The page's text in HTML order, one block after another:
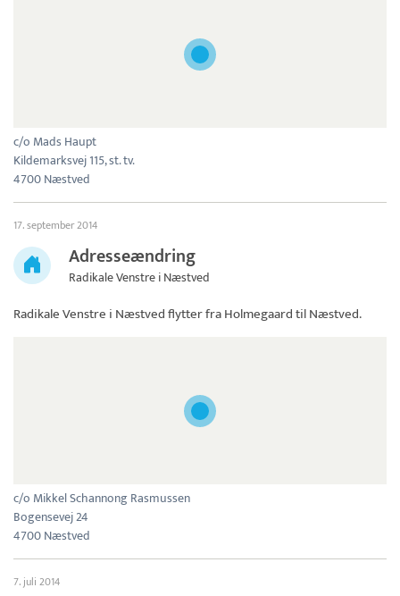
c/o Mads Haupt
Kildemarksvej 115, st. tv.
4700 Næstved
17. september 2014
Adresseændring
Radikale Venstre i Næstved
Radikale Venstre i Næstvedflytter fra Holmegaard til Næstved.
c/o Mikkel Schannong Rasmussen
Bogensevej 24
4700 Næstved
7. juli 2014